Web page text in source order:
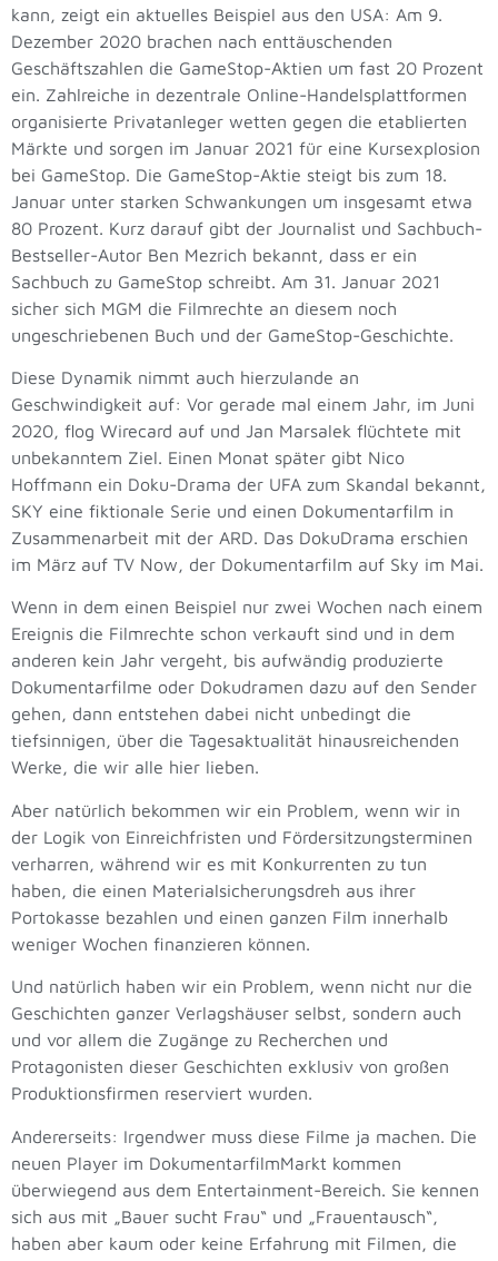
kann, zeigt ein aktuelles Beispiel aus den USA: Am 9.
Dezember 2020 brachen nach enttäuschenden
Geschäftszahlen die GameStop-Aktien um fast 20 Prozent
ein. Zahlreiche in dezentrale Online-Handelsplattformen
organisierte Privatanleger wetten gegen die etablierten
Märkte und sorgen im Januar 2021 für eine Kursexplosion
bei GameStop. Die GameStop-Aktie steigt bis zum 18.
Januar unter starken Schwankungen um insgesamt etwa
80 Prozent. Kurz darauf gibt der Journalist und Sachbuch-
Bestseller-Autor Ben Mezrich bekannt, dass er ein
Sachbuch zu GameStop schreibt. Am 31. Januar 2021
sicher sich MGM die Filmrechte an diesem noch
ungeschriebenen Buch und der GameStop-Geschichte.
Diese Dynamik nimmt auch hierzulande an
Geschwindigkeit auf: Vor gerade mal einem Jahr, im Juni
2020, flog Wirecard auf und Jan Marsalek flüchtete mit
unbekanntem Ziel. Einen Monat später gibt Nico
Hoffmann ein Doku-Drama der UFA zum Skandal bekannt,
SKY eine fiktionale Serie und einen Dokumentarfilm in
Zusammenarbeit mit der ARD. Das DokuDrama erschien
im März auf TV Now, der Dokumentarfilm auf Sky im Mai.
Wenn in dem einen Beispiel nur zwei Wochen nach einem
Ereignis die Filmrechte schon verkauft sind und in dem
anderen kein Jahr vergeht, bis aufwändig produzierte
Dokumentarfilme oder Dokudramen dazu auf den Sender
gehen, dann entstehen dabei nicht unbedingt die
tiefsinnigen, über die Tagesaktualität hinausreichenden
Werke, die wir alle hier lieben.
Aber natürlich bekommen wir ein Problem, wenn wir in
der Logik von Einreichfristen und Fördersitzungsterminen
verharren, während wir es mit Konkurrenten zu tun
haben, die einen Materialsicherungsdreh aus ihrer
Portokasse bezahlen und einen ganzen Film innerhalb
weniger Wochen finanzieren können.
Und natürlich haben wir ein Problem, wenn nicht nur die
Geschichten ganzer Verlagshäuser selbst, sondern auch
und vor allem die Zugänge zu Recherchen und
Protagonisten dieser Geschichten exklusiv von großen
Produktionsfirmen reserviert wurden.
Andererseits: Irgendwer muss diese Filme ja machen. Die
neuen Player im DokumentarfilmMarkt kommen
überwiegend aus dem Entertainment-Bereich. Sie kennen
sich aus mit „Bauer sucht Frau“ und „Frauentausch“,
haben aber kaum oder keine Erfahrung mit Filmen, die